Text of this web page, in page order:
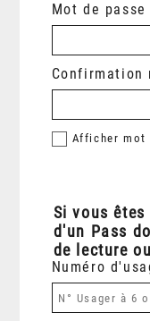
Mot de passe
Confirmation
Afficher mot
Si vous
d'un Pass
de lecture
Numéro